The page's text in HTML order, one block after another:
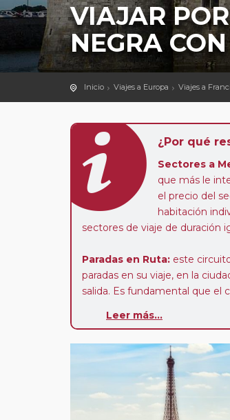
VIAJAR
NEGRA
Inicio Viajes a Europa Viajes a
¿Por qué
Sectores a
que más le
el precio del
habitación
sectores de viaje de duración
Paradas en Ruta: este
paradas en su viaje, en la
salida. Es fundamental que el
realiza para tomar otro
Leer más...